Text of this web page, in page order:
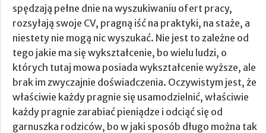
spędzają pełne dnie na wyszukiwaniu ofert pracy,
rozsyłają swoje CV, pragną iść na praktyki, na staże, a
niestety nie mogą nic wyszukać. Nie jest to zależne od
tego jakie ma się wykształcenie, bo wielu ludzi, o
których tutaj mowa posiada wykształcenie wyższe, ale
brak im zwyczajnie doświadczenia. Oczywistym jest, że
właściwie każdy pragnie się usamodzielnić, właściwie
każdy pragnie zarabiać pieniądze i odciąć się od
garnuszka rodziców, bo w jaki sposób długo można tak